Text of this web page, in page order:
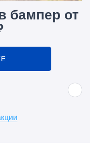
бампер от